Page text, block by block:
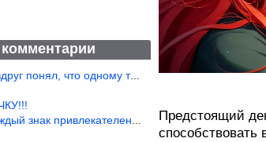
что одному то и жить легче.
И среди Весов, Близнецов встреч
Предстоящий